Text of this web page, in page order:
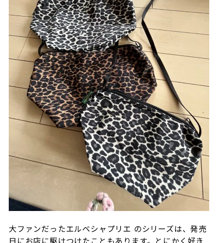
大ファンだったエルベシャプリエ のシリーズは、発売
日にお店に駆けつけたこともあります。とにかく好き